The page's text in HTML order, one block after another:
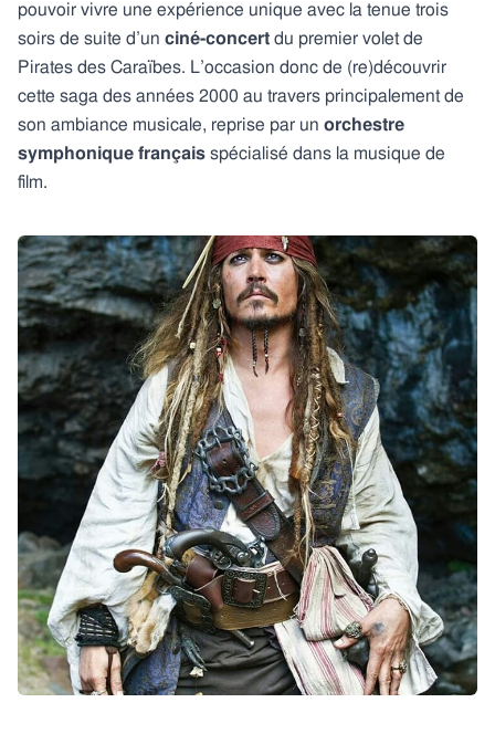
pouvoir vivre une expérience unique avec la tenue trois
soirs de suite d’un ciné-concert du premier volet de
Pirates des Caraïbes. L’occasion donc de (re)découvrir
cette saga des années 2000 au travers principalement de
son ambiance musicale, reprise par un orchestre
symphonique français spécialisé dans la musique de
film.